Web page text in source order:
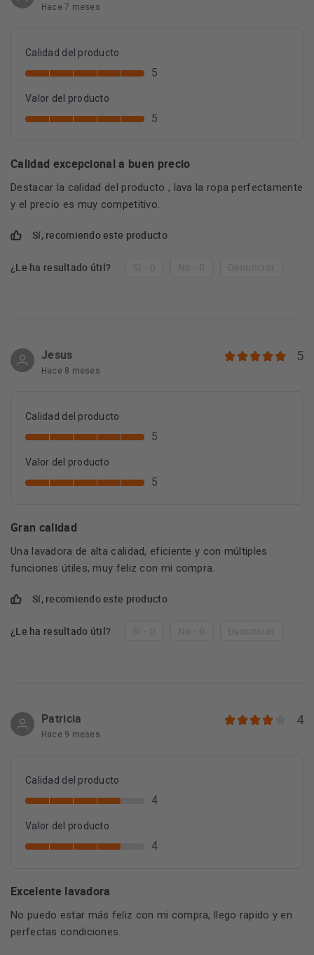
Hace 7 meses
Calidad del producto
5
Valor del producto
5
Calidad excepcional a buen precio
Destacar la calidad del producto , lava la ropa perfectamente
y el precio es muy competitivo.
Sí, recomiendo este producto
¿Le ha resultado útil?
Jesus
Hace 8 meses
5
Calidad del producto
5
Valor del producto
5
Gran calidad
Una lavadora de alta calidad, eficiente y con múltiples
funciones útiles, muy feliz con mi compra.
Sí, recomiendo este producto
¿Le ha resultado útil?
Patricia
Hace 9 meses
4
Calidad del producto
4
Valor del producto
4
Excelente lavadora
No puedo estar más feliz con mi compra, llego rapido y en
perfectas condiciones.